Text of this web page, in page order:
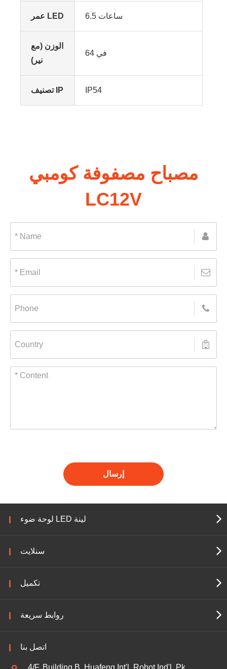
عمر LED 6.5 ساعات
الوزن (مع
نير)
64 في
تصنيف IP IP54
مصباح مصفوفة كومبي
LC12V
إرسال
لوحة ضوء LED لينة
سنلايت
تكميل
روابط سريعة
اتصل بنا
4/F, Building B, Huafeng Int'l. Robot Ind'l. Pk.,